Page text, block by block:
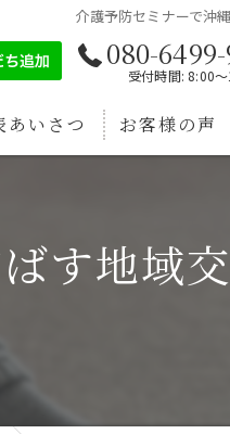
介護予防セミナーで沖
080-
受付時間: 8:00
あいさつ お客様の声
す地域